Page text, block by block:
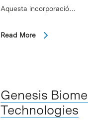
Aquesta incorporació…
Read More
Genesis
Technologies